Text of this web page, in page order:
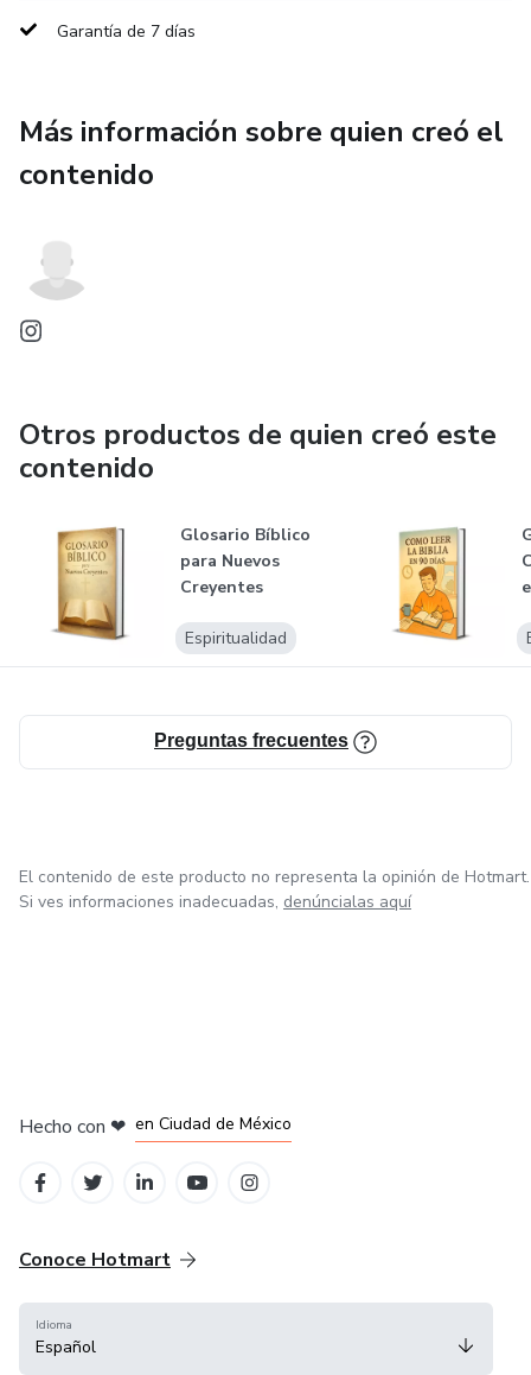
Garantía de 7 días
Más información sobre quien creó el
contenido
Otros productos de quien creó este
contenido
Glosario Bíblico
para Nuevos
Creyentes
Espiritualidad
Preguntas frecuentes
El contenido de este producto no representa la opinión de Hotmart.
Si ves informaciones inadecuadas, denúncialas aquí
Hecho con ❤ en Ciudad de México
Conoce Hotmart
Idioma
Español